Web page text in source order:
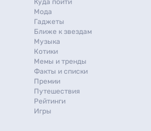
Куда пойти
Мода
Гаджеты
Ближе к звездам
Музыка
Котики
Мемы и тренды
Факты и списки
Премии
Путешествия
Рейтинги
Игры